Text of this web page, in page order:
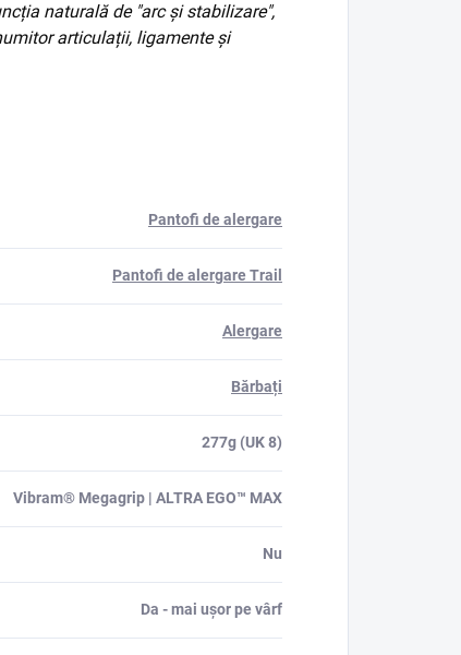
naturală de "arc și stabilizare",
articulații, ligamente și
Pantofi de alergare
Pantofi de alergare Trail
Alergare
Bărbați
277g (UK 8)
Vibram® Megagrip | ALTRA EGO™ MAX
Nu
Da - mai ușor pe vârf